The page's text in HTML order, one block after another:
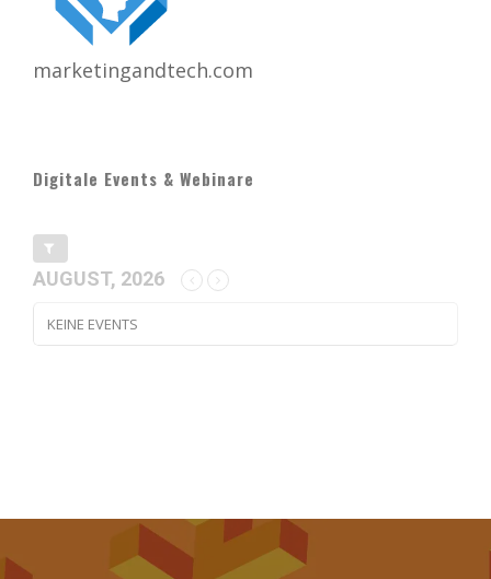
marketingandtech.com
Digitale Events & Webinare
AUGUST, 2026
KEINE EVENTS